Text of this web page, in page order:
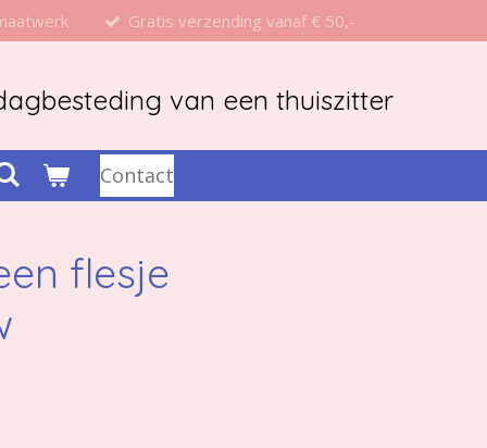
Gratis verzending vanaf € 50,-
van een thuiszitter
Contact
flesje